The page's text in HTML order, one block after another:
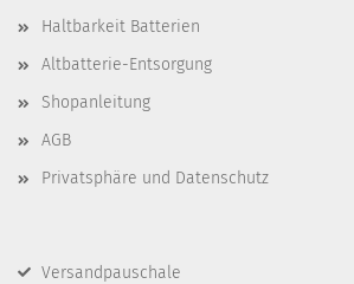
Haltbarkeit Batterien
Altbatterie-Entsorgung
Shopanleitung
AGB
Privatsphäre und Datenschutz
Versandpauschale